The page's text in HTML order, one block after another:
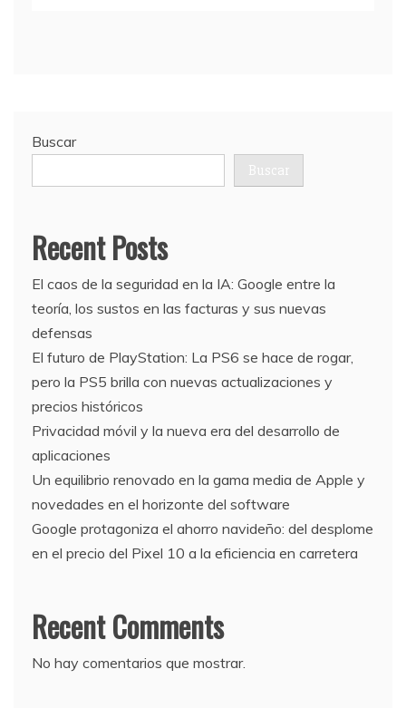
Buscar
Buscar
Recent Posts
El caos de la seguridad en la IA: Google entre la
teoría, los sustos en las facturas y sus nuevas
defensas
El futuro de PlayStation: La PS6 se hace de rogar,
pero la PS5 brilla con nuevas actualizaciones y
precios históricos
Privacidad móvil y la nueva era del desarrollo de
aplicaciones
Un equilibrio renovado en la gama media de Apple y
novedades en el horizonte del software
Google protagoniza el ahorro navideño: del desplome
en el precio del Pixel 10 a la eficiencia en carretera
Recent Comments
No hay comentarios que mostrar.